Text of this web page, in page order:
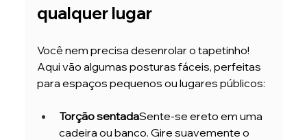
qualquer lugar
Você nem precisa desenrolar o tapetinho!
Aqui vão algumas posturas fáceis, perfeitas
para espaços pequenos ou lugares públicos:
Torção sentadaSente-se ereto em uma
cadeira ou banco. Gire suavemente o